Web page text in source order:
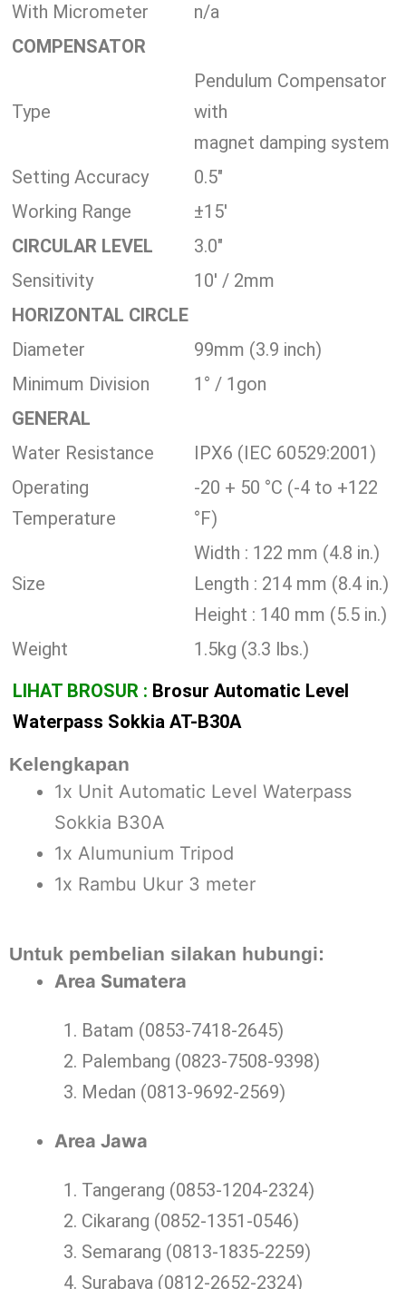
With Micrometer
n/a
COMPENSATOR
Type
Pendulum Compensator
with
magnet damping system
Setting Accuracy
0.5″
Working Range
±15′
CIRCULAR LEVEL
3.0″
Sensitivity
10′ / 2mm
HORIZONTAL CIRCLE
Diameter
99mm (3.9 inch)
Minimum Division
1° / 1gon
GENERAL
Water Resistance
IPX6 (IEC 60529:2001)
Operating
Temperature
-20 + 50 °C (-4 to +122
°F)
Size
Width : 122 mm (4.8 in.)
Length : 214 mm (8.4 in.)
Height : 140 mm (5.5 in.)
Weight
1.5kg (3.3 lbs.)
LIHAT BROSUR : Brosur Automatic Level
Waterpass Sokkia AT-B30A
Kelengkapan
1x Unit Automatic Level Waterpass
Sokkia B30A
1x Alumunium Tripod
1x Rambu Ukur 3 meter
Untuk pembelian silakan hubungi:
Area Sumatera
Batam (0853-7418-2645)
Palembang (0823-7508-9398)
Medan (0813-9692-2569)
Area Jawa
Tangerang (0853-1204-2324)
Cikarang (0852-1351-0546)
Semarang (0813-1835-2259)
Surabaya (0812-2652-2324)